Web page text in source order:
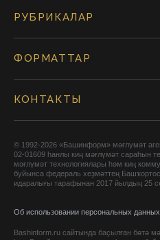
РУБРИКАЛАР
ФОРМАТТАР
КОНТАКТЫ
© 1992-2026 «Башинформ» мәғлүмәт
02-01609 һанлы киң мәғлүмәт сараһын
мәғлүмәт технологиялары һәм киң
буйынса федераль хеҙмәттең
идаралығы тарафынан 2017 йылдың 25
Об использовании персональных данных
Bashinform.ru сайтында баҫылған бөтә